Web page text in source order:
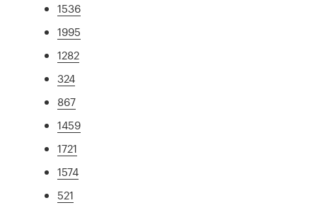
1536
1995
1282
324
867
1459
1721
1574
521